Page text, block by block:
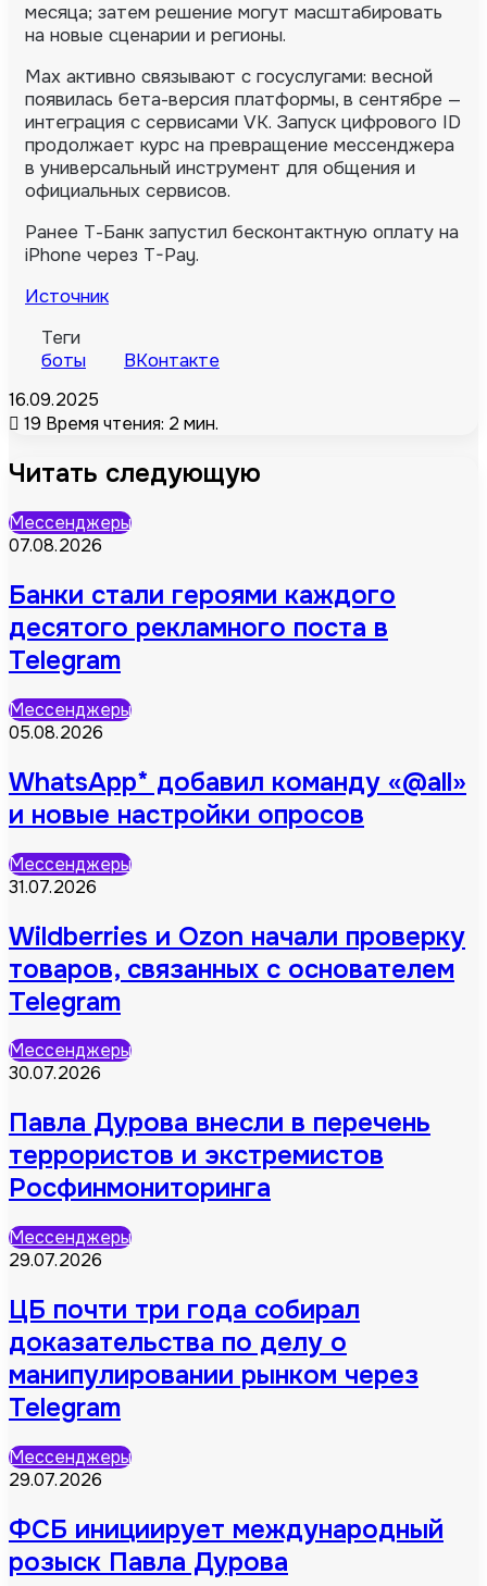
месяца; затем решение могут масштабировать
на новые сценарии и регионы.
Max активно связывают с госуслугами: весной
появилась бета-версия платформы, в сентябре —
интеграция с сервисами VK. Запуск цифрового ID
продолжает курс на превращение мессенджера
в универсальный инструмент для общения и
официальных сервисов.
Ранее Т-Банк запустил бесконтактную оплату на
iPhone через T-Pay.
Источник
Теги
боты
ВКонтакте
16.09.2025
19 Время чтения: 2 мин.
Читать следующую
Мессенджеры
07.08.2026
Банки стали героями каждого
десятого рекламного поста в
Telegram
Мессенджеры
05.08.2026
WhatsApp* добавил команду «@all»
и новые настройки опросов
Мессенджеры
31.07.2026
Wildberries и Ozon начали проверку
товаров, связанных с основателем
Telegram
Мессенджеры
30.07.2026
Павла Дурова внесли в перечень
террористов и экстремистов
Росфинмониторинга
Мессенджеры
29.07.2026
ЦБ почти три года собирал
доказательства по делу о
манипулировании рынком через
Telegram
Мессенджеры
29.07.2026
ФСБ инициирует международный
розыск Павла Дурова